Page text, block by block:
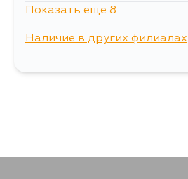
Показать еще 8
Наличие в других филиалах
г. Владивосток,